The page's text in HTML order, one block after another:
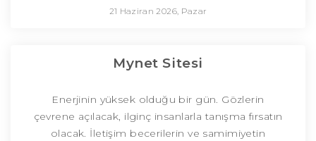
21 Haziran 2026, Pazar
Mynet Sitesi
Enerjinin yüksek olduğu bir gün. Gözlerin
çevrene açılacak, ilginç insanlarla tanışma fırsatın
olacak. İletişim becerilerin ve samimiyetin